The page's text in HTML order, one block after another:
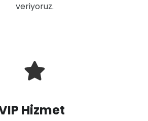
veriyoruz.
Hizmet